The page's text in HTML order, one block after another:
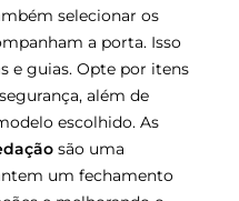
selecionar os
a porta. Isso
e guias. Opte por itens
além de
escolhido. As
são uma
um fechamento